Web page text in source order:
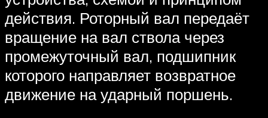
действия. Роторный вал передаёт
вращение на вал ствола через
промежуточный вал, подшипник
которого направляет возвратное
движение на ударный поршень.